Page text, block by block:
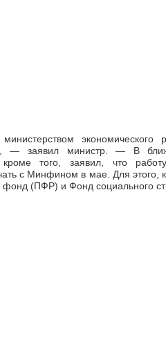
экономического
— заявил министр.— В
кроме того, заявил, что
с Минфином в мае. Для этого,
фонд (ПФР) и Фонд социального